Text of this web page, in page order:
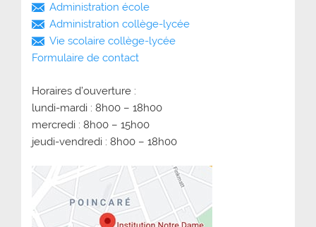
Administration école
Administration collège-lycée
Vie scolaire collège-lycée
Formulaire de contact
Horaires d’ouverture :
lundi-mardi : 8h00 – 18h00
mercredi : 8h00 – 15h00
jeudi-vendredi : 8h00 – 18h00